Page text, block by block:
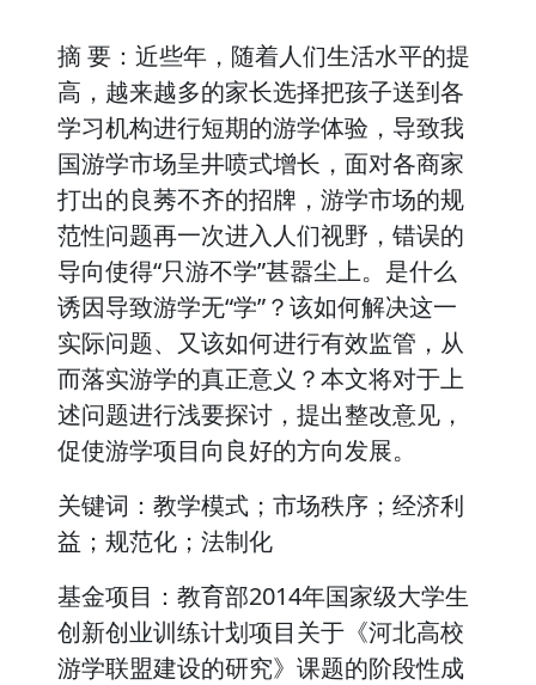
摘 要：近些年，随着人们生活水平的提
高，越来越多的家长选择把孩子送到各
学习机构进行短期的游学体验，导致我
国游学市场呈井喷式增长，面对各商家
打出的良莠不齐的招牌，游学市场的规
范性问题再一次进入人们视野，错误的
导向使得“只游不学”甚嚣尘上。是什么
诱因导致游学无“学”？该如何解决这一
实际问题、又该如何进行有效监管，从
而落实游学的真正意义？本文将对于上
述问题进行浅要探讨，提出整改意见，
促使游学项目向良好的方向发展。
关键词：教学模式；市场秩序；经济利
益；规范化；法制化
基金项目：教育部2014年国家级大学生
创新创业训练计划项目关于《河北高校
游学联盟建设的研究》课题的阶段性成